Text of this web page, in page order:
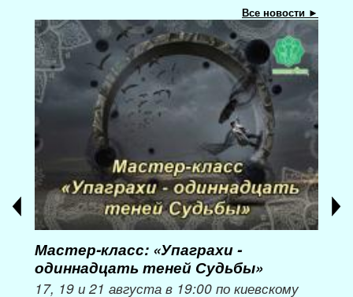
Все новости ►
Мастер-класс: «Упаграхи -
одиннадцать теней Судьбы»
17, 19 и 21 августа в 19:00 по киевскому